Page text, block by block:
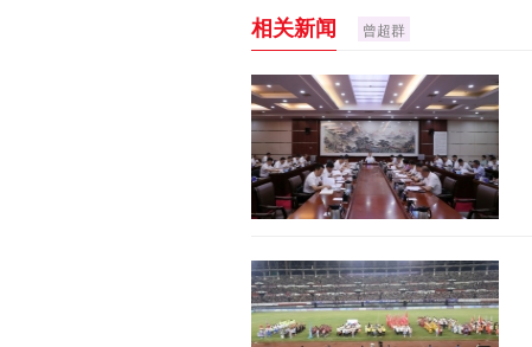
相关新闻 曾超群